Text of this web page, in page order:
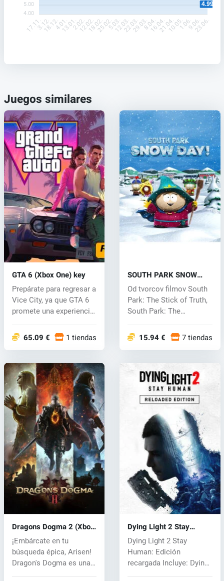
5.00
4.00
4.99
17.11.3.12.18.12.4.01.13.01.2.02.12.02.18.02.25.02.5.03.12.03.22.03.29.03.8.04.16.04.21.04.10.05.1.06.9.06.23.06.
Juegos similares
GTA 6 (Xbox One) key
Prepárate para regresar a
Vice City, ya que GTA 6
promete una experiencia
65.09 € 1 tiendas
SOUTH PARK SNOW
DAY! (Xbox One) key
Od tvorcov filmov South
Park: The Stick of Truth,
South Park: The
15.94 € 7 tiendas
Dragons Dogma 2 (Xbox
One) key
¡Embárcate en tu
búsqueda épica, Arisen!
Dragon's Dogma es una
Dying Light 2 Stay
Human(Xbox) key
Dying Light 2 Stay
Human: Edición
recargada Incluye: Dying